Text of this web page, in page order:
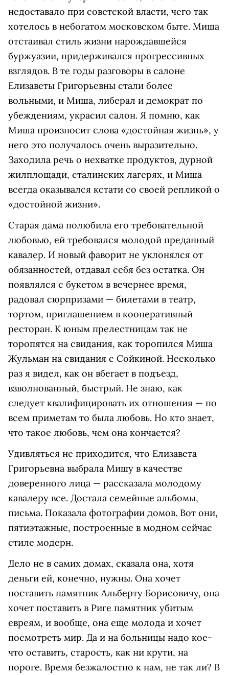
недоставало при советской власти, чего так
хотелось в небогатом московском быте. Миша
отстаивал стиль жизни нарождавшейся
буржуазии, придерживался прогрессивных
взглядов. В те годы разговоры в салоне
Елизаветы Григорьевны стали более
вольными, и Миша, либерал и демократ по
убеждениям, украсил салон. Я помню, как
Миша произносит слова «достойная жизнь», у
него это получалось очень выразительно.
Заходила речь о нехватке продуктов, дурной
жилплощади, сталинских лагерях, и Миша
всегда оказывался кстати со своей репликой о
«достойной жизни».
Старая дама полюбила его требовательной
любовью, ей требовался молодой преданный
кавалер. И новый фаворит не уклонялся от
обязанностей, отдавал себя без остатка. Он
появлялся с букетом в вечернее время,
радовал сюрпризами — билетами в театр,
тортом, приглашением в кооперативный
ресторан. К юным прелестницам так не
торопятся на свидания, как торопился Миша
Жульман на свидания с Сойкиной. Несколько
раз я видел, как он вбегает в подъезд,
взволнованный, быстрый. Не знаю, как
следует квалифицировать их отношения — по
всем приметам то была любовь. Но кто знает,
что такое любовь, чем она кончается?
Удивляться не приходится, что Елизавета
Григорьевна выбрала Мишу в качестве
доверенного лица — рассказала молодому
кавалеру все. Достала семейные альбомы,
письма. Показала фотографии домов. Вот они,
пятиэтажные, построенные в модном сейчас
стиле модерн.
Дело не в самих домах, сказала она, хотя
деньги ей, конечно, нужны. Она хочет
поставить памятник Альберту Борисовичу, она
хочет поставить в Риге памятник убитым
евреям, и вообще, она еще молода и хочет
посмотреть мир. Да и на больницы надо кое-
что оставить, старость, как ни крути, на
пороге. Время безжалостно к нам, не так ли? В